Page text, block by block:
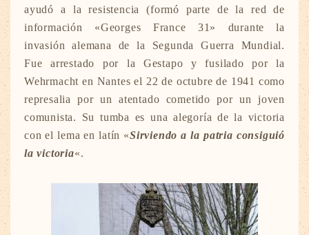
ayudó a la resistencia (formó parte de la red de
información «Georges France 31» durante la
invasión alemana de la Segunda Guerra Mundial.
Fue arrestado por la Gestapo y fusilado por la
Wehrmacht en Nantes el 22 de octubre de 1941 como
represalia por un atentado cometido por un joven
comunista. Su tumba es una alegoría de la victoria
con el lema en latín «Sirviendo a la patria consiguió
la victoria«.